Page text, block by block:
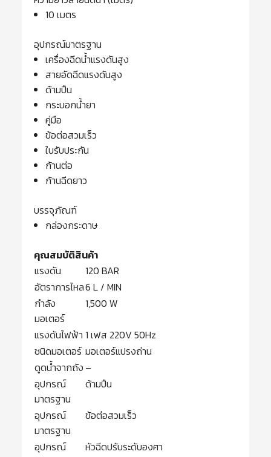
10 เมตร
อุปกรณ์มาตรฐาน
เครื่องฉีดน้ำแรงดันสูง
สายอัดฉีดแรงดันสูง
ด้ามปืน
กระบอกน้ำยา
คู่มือ
ข้อต่อสวมเร็ว
ใบรับประกัน
ก้านต่อ
ก้านฉีดยาว
บรรจุภัณฑ์
กล่องกระดาษ
คุณสมบัติสินค้า
แรงดัน
120 BAR
อัตราการไหล6 L / MIN
กำลัง
มอเตอร์
1,500 W
แรงดันไฟฟ้า 1 เฟส 220V 50Hz
ชนิดมอเตอร์ มอเตอร์แปรงถ่าน
ดูดน้ำจากถัง –
อุปกรณ์
มาตรฐาน
ด้ามปืน
อุปกรณ์
มาตรฐาน
ข้อต่อสวมเร็ว
อุปกรณ์
หัวฉีดปรับระดับองศา